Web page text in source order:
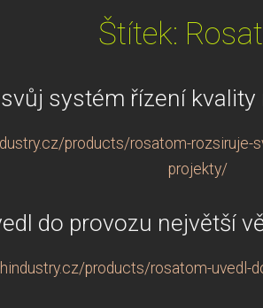
Štítek:
systém řízení
products/rosatom-rozsiruje-
projekty/
do provozu největší
products/rosatom-uvedl-